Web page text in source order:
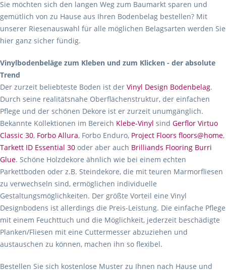
Sie möchten sich den langen Weg zum Baumarkt sparen und
gemütlich von zu Hause aus Ihren Bodenbelag bestellen? Mit
unserer Riesenauswahl für alle möglichen Belagsarten werden Sie
hier ganz sicher fündig.
Vinylbodenbeläge zum Kleben und zum Klicken - der absolute
Trend
Der zurzeit beliebteste Boden ist der Vinyl Design Bodenbelag.
Durch seine realitätsnahe Oberflächenstruktur, der einfachen
Pflege und der schönen Dekore ist er zurzeit unumgänglich.
Bekannte Kollektionen im Bereich Klebe-Vinyl sind Gerflor Virtuo
Classic 30, Forbo Allura, Forbo Enduro, Project Floors floors@home,
Tarkett ID Essential 30 oder aber auch Brilliands Flooring Burri
Glue. Schöne Holzdekore ähnlich wie bei einem echten
Parkettboden oder z.B. Steindekore, die mit teuren Marmorfliesen
zu verwechseln sind, ermöglichen individuelle
Gestaltungsmöglichkeiten. Der größte Vorteil eine Vinyl
Designbodens ist allerdings die Preis-Leistung. Die einfache Pflege
mit einem Feuchttuch und die Möglichkeit, jederzeit beschädigte
Planken/Fliesen mit eine Cuttermesser abzuziehen und
austauschen zu können, machen ihn so flexibel.
Bestellen Sie sich kostenlose Muster zu Ihnen nach Hause und